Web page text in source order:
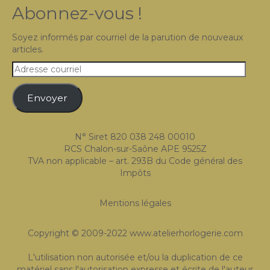
Expositions
Témoignages
A Propos
Abonnez-vous !
Soyez informés par courriel de la parution de nouveaux
articles.
Adresse
courriel
Envoyer
N° Siret 820 038 248 00010
RCS Chalon-sur-Saône APE 9525Z
TVA non applicable – art. 293B du Code général des
Impôts
Mentions légales
Copyright © 2009-2022 www.atelierhorlogerie.com
L'utilisation non autorisée et/ou la duplication de ce